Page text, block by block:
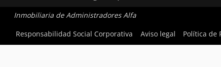
Inmobiliaria de Administradores Alfa
Responsabilidad Social Corporativa
Aviso legal Política de